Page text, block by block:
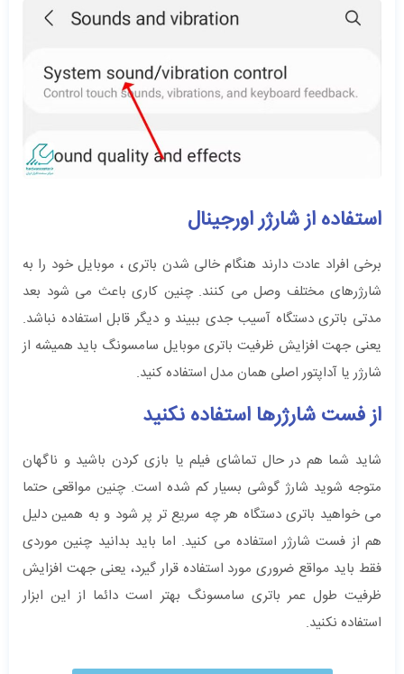
استفاده از شارژر اورجینال
برخی افراد عادت دارند هنگام خالی شدن باتری ، موبایل خود را به
شارژرهای مختلف وصل می کنند. چنین کاری باعث می شود بعد
مدتی باتری دستگاه آسیب جدی ببیند و دیگر قابل استفاده نباشد.
یعنی جهت افزایش ظرفیت باتری موبایل سامسونگ باید همیشه از
شارژر یا آداپتور اصلی همان مدل استفاده کنید.
از فست شارژرها استفاده نکنید
شاید شما هم در حال تماشای فیلم یا بازی کردن باشید و ناگهان
متوجه شوید شارژ گوشی بسیار کم شده است. چنین مواقعی حتما
می خواهید باتری دستگاه هر چه سریع تر پر شود و به همین دلیل
هم از فست شارژر استفاده می کنید. اما باید بدانید چنین موردی
فقط باید مواقع ضروری مورد استفاده قرار گیرد، یعنی جهت افزایش
ظرفیت طول عمر باتری سامسونگ بهتر است دائما از این ابزار
استفاده نکنید.